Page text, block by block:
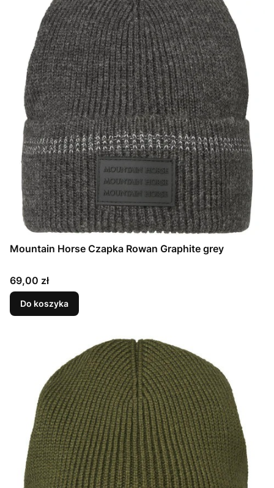
Mountain Horse Czapka Rowan Graphite grey
Cena
69,00 zł
Do koszyka